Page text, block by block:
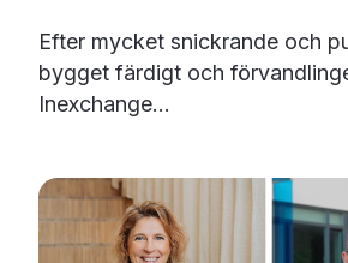
Efter mycket snickrande och
bygget färdigt och
Inexchange...